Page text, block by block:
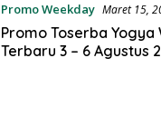
Promo Weekday Maret 15,
Promo Toserba Yogya
Terbaru 3 – 6 Agustus